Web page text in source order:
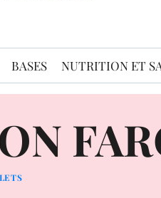
BASES NUTRITION ET